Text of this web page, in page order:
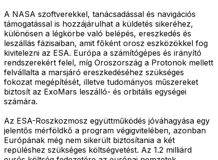
A NASA szoftverekkel, tanácsadással és navigációs
támogatással is hozzájárulhat a küldetés sikeréhez,
különösen a légkörbe való belépés, ereszkedés és
leszállás fázisaiban, amit főként orosz eszközökkel fog
kivitelezni az ESA. Európa a számítógépes és irányító
rendszerekért felel, míg Oroszország a Protonok mellett
felvállalta a marsjáró ereszkedéséhez szükséges
fokozat megépítését, illetve tudományos műszereket
biztosít az ExoMars leszálló- és orbitális egységei
számára.
Az ESA-Roszkozmosz együttműködés jóváhagyása egy
jelentős mérföldkő a program végigvitelében, azonban
Európának még nem sikerült biztosítania a két
repüléshez szükséges költségvetést. Az 1.2 milliárd